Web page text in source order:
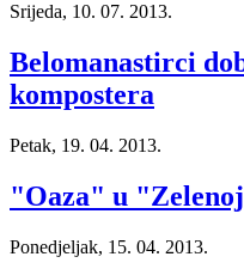
Srijeda, 10. 07. 2013.
Belomanastirci
kompostera
Petak, 19. 04. 2013.
"Oaza" u
Ponedjeljak, 15. 04. 2013.